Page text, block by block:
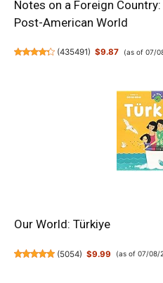
Notes on a Foreign
Post-American World
(435491) $9.87 (as of 07/
Our World: Türkiye
(5054) $9.99 (as of 07/08/